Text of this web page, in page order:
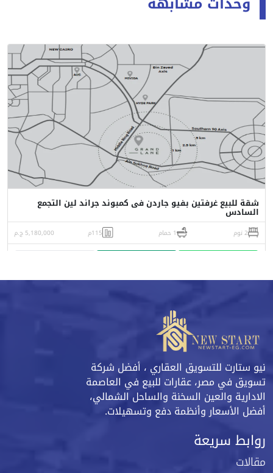
شقة للبيع غرفتين بفيو جاردن فى كمبوند جراند لين التجمع
السادس
2 نوم 1 حمام 115م 5,180,000 ج.م
نيو ستارت للتسويق العقاري ، أفضل شركة
تسويق في مصر، عقارات للبيع في العاصمة
الادارية والعين السخنة والساحل الشمالي،
أفضل الأسعار وأنظمة دفع وتسهيلات.
روابط سريعة
مقالات